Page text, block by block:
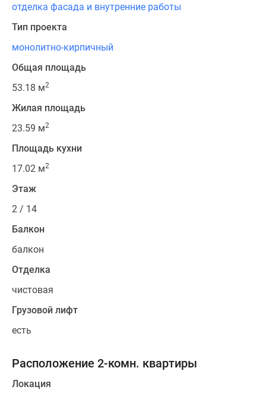
отделка фасада и внутренние работы
Тип проекта
монолитно-кирпичный
Общая площадь
53.18 м2
Жилая площадь
23.59 м2
Площадь кухни
17.02 м2
Этаж
2 / 14
Балкон
балкон
Отделка
чистовая
Грузовой лифт
есть
Расположение 2-комн. квартиры
Локация